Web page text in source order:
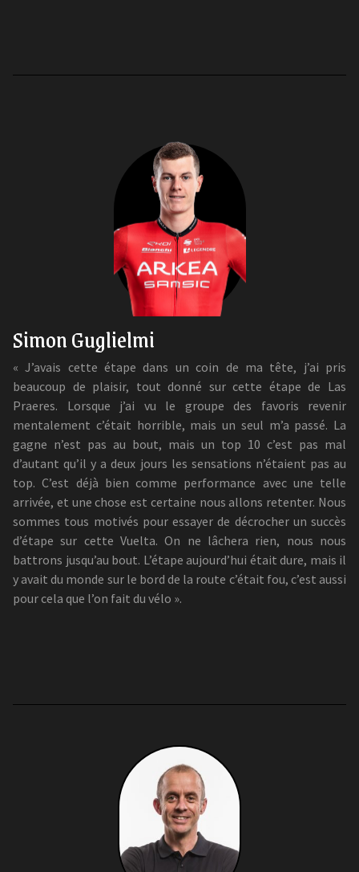
Simon Guglielmi
« J’avais cette étape dans un coin de ma tête, j’ai pris
beaucoup de plaisir, tout donné sur cette étape de Las
Praeres. Lorsque j’ai vu le groupe des favoris revenir
mentalement c’était horrible, mais un seul m’a passé. La
gagne n’est pas au bout, mais un top 10 c’est pas mal
d’autant qu’il y a deux jours les sensations n’étaient pas au
top. C’est déjà bien comme performance avec une telle
arrivée, et une chose est certaine nous allons retenter. Nous
sommes tous motivés pour essayer de décrocher un succès
d’étape sur cette Vuelta. On ne lâchera rien, nous nous
battrons jusqu’au bout. L’étape aujourd’hui était dure, mais il
y avait du monde sur le bord de la route c’était fou, c’est aussi
pour cela que l’on fait du vélo ».